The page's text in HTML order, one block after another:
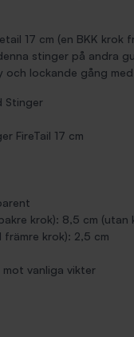
17 cm (en BKK krok
stinger på andra
lockande gång
Stinger
FireTail 17 cm
krok): 8,5 cm (utan
krok): 2,5 cm
vanliga vikter